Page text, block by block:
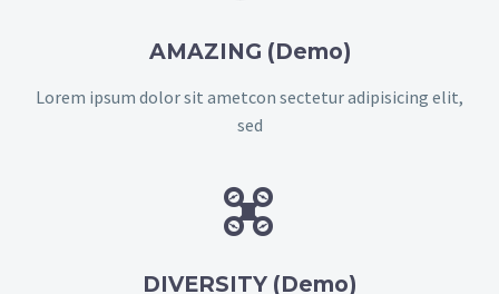
AMAZING (Demo)
Lorem ipsum dolor sit ametcon sectetur adipisicing elit,
sed


DIVERSITY (Demo)